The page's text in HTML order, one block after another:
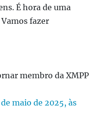
É hora de uma
fazer
membro da XMPP
maio de 2025, às